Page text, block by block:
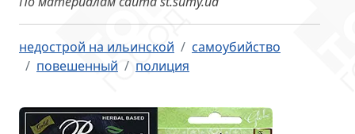
недострой на ильинской
самоубийство
повешенный
полиция